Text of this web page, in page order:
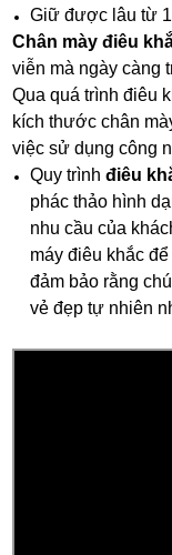
Giữ được lâu từ
Chân mày điêu
viễn mà ngày càng
Qua quá trình điêu
kích thước chân
việc sử dụng công
Quy trìnhđiêu
phác thảo hình
nhu cầu của
máy điêu khắc
đảm bảo rằng
vẻ đẹp tự nhiên